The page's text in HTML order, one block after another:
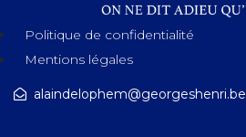
Politique de confidentialité
Mentions légales
alaindelophem@georgeshenri.be